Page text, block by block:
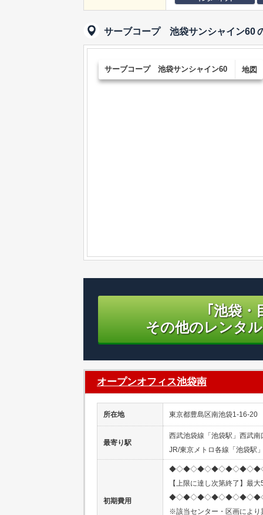
サーブコープ 池袋サンシャイン60
サーブコープ 池袋サンシャイン60 地図
｢池袋・
その他のレンタ
オープンオフィス池袋南
所在地 東京都豊島区南池袋1-16-20
最寄り駅
西武池袋線「池袋駅」西武南
JR/東京メトロ各線「池袋駅
初期費用
【上限に達し次第終了】最
※該当センター・区画により